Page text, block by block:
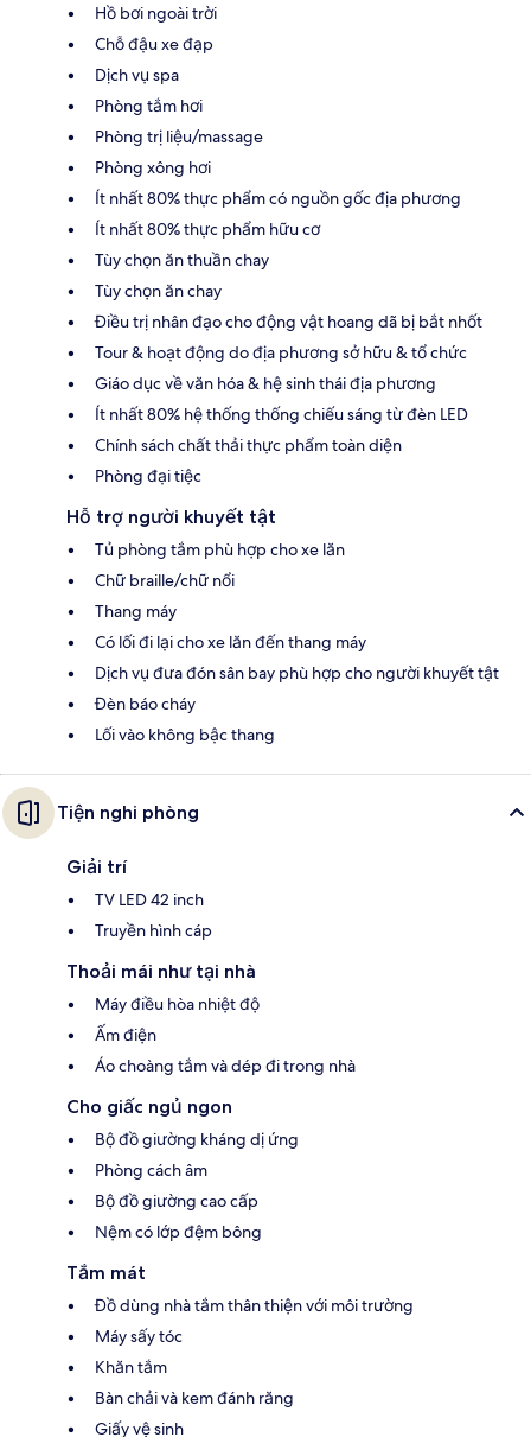
Hồ bơi ngoài trời
Chỗ đậu xe đạp
Dịch vụ spa
Phòng tắm hơi
Phòng trị liệu/massage
Phòng xông hơi
Ít nhất 80% thực phẩm có nguồn gốc địa phương
Ít nhất 80% thực phẩm hữu cơ
Tùy chọn ăn thuần chay
Tùy chọn ăn chay
Điều trị nhân đạo cho động vật hoang dã bị bắt nhốt
Tour & hoạt động do địa phương sở hữu & tổ chức
Giáo dục về văn hóa & hệ sinh thái địa phương
Ít nhất 80% hệ thống thống chiếu sáng từ đèn LED
Chính sách chất thải thực phẩm toàn diện
Phòng đại tiệc
Hỗ trợ người khuyết tật
Tủ phòng tắm phù hợp cho xe lăn
Chữ braille/chữ nổi
Thang máy
Có lối đi lại cho xe lăn đến thang máy
Dịch vụ đưa đón sân bay phù hợp cho người khuyết tật
Đèn báo cháy
Lối vào không bậc thang
Tiện nghi phòng
Giải trí
TV LED 42 inch
Truyền hình cáp
Thoải mái như tại nhà
Máy điều hòa nhiệt độ
Ấm điện
Áo choàng tắm và dép đi trong nhà
Cho giấc ngủ ngon
Bộ đồ giường kháng dị ứng
Phòng cách âm
Bộ đồ giường cao cấp
Nệm có lớp đệm bông
Tắm mát
Đồ dùng nhà tắm thân thiện với môi trường
Máy sấy tóc
Khăn tắm
Bàn chải và kem đánh răng
Giấy vệ sinh